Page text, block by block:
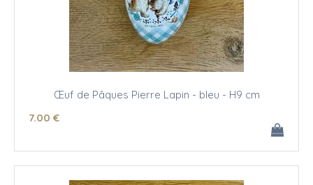
Œuf de Pâques Pierre Lapin - bleu - H9 cm
7.00 €